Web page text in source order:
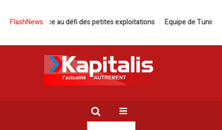
FlashNews:
face au défi des petites exploitations Equipe de Tunisie de